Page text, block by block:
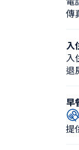
傳
入
入
退
早
提